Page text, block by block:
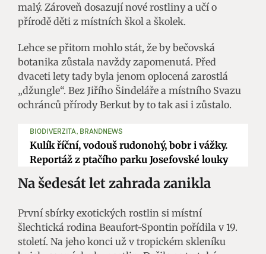
malý. Zároveň dosazují nové rostliny a učí o
přírodě děti z místních škol a školek.
Lehce se přitom mohlo stát, že by bečovská
botanika zůstala navždy zapomenutá. Před
dvaceti lety tady byla jenom oplocená zarostlá
„džungle“. Bez Jiřího Šindeláře a místního Svazu
ochránců přírody Berkut by to tak asi i zůstalo.
BIODIVERZITA, BRANDNEWS
Kulík říční, vodouš rudonohý, bobr i vážky.
Reportáž z ptačího parku Josefovské louky
Na šedesát let zahrada zanikla
První sbírky exotických rostlin si místní
šlechtická rodina Beaufort-Spontin pořídila v 19.
století. Na jeho konci už v tropickém skleníku